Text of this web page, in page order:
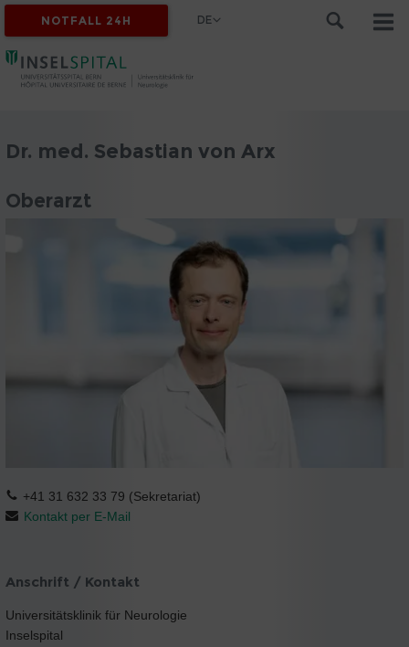
NOTFALL 24H DE
Dr. med. Sebastian von Arx
Oberarzt
+41 31 632 33 79 (Sekretariat)
Kontakt per E-Mail
Anschrift / Kontakt
Universitätsklinik für Neurologie
Inselspital